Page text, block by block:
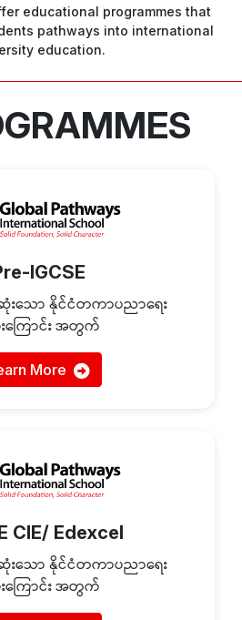
educational programmes that
pathways into international
education.
IGCSE
းသော နိုင်ငံတကာပညာရေး
ကြောင်း အတွက်
More
CIE/ Edexcel
းသော နိုင်ငံတကာပညာရေး
ကြောင်း အတွက်